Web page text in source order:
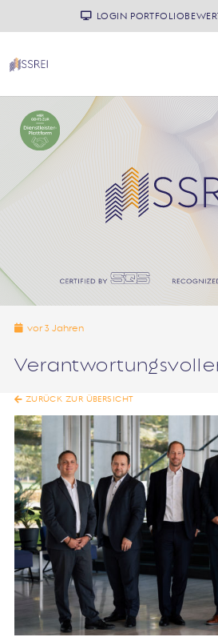
LOGIN
vor 3 Jahren
ZURÜCK ZUR ÜBERSICHT